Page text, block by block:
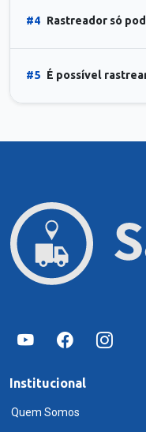
#4 Rastreador só
#5 É possível
Institucional
Quem Somos